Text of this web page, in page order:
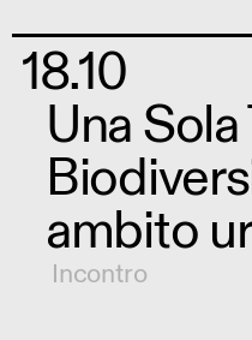
18.10
Una Sola
ambito
Incontro